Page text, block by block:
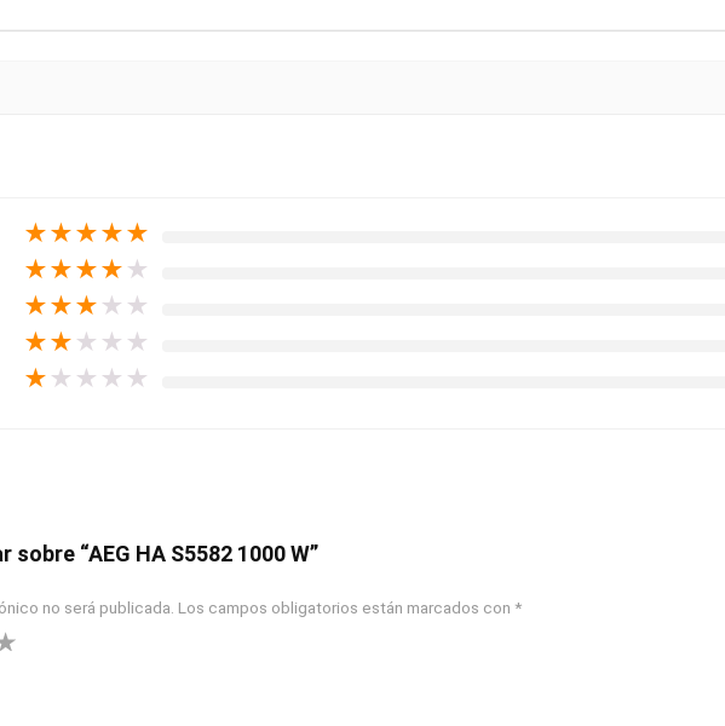
★★★★★
★★★★ ★
★★★ ★ ★
★★ ★ ★ ★
★ ★ ★ ★ ★
sobre “AEG HA S5582 1000 W”
no será publicada. Los campos obligatorios están marcados con *